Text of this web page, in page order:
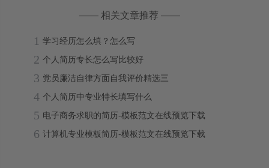
—— 相关文章推荐 ——
1 学习经历怎么填？怎么写
2 个人简历专长怎么写比较好
3 党员廉洁自律方面自我评价精选三
4 个人简历中专业特长填写什么
5 电子商务求职的简历-模板范文在线预览下载
6 计算机专业模板简历-模板范文在线预览下载